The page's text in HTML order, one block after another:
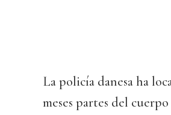
La policía danesa ha
meses partes del